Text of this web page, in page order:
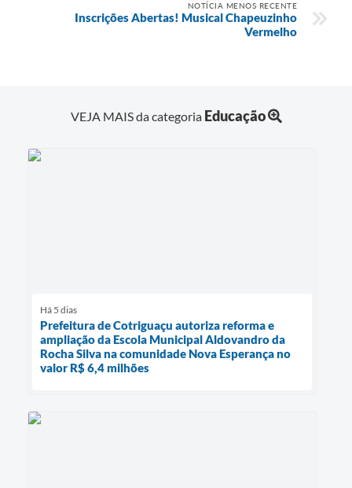
NOTÍCIA MENOS RECENTE
Inscrições Abertas! Musical Chapeuzinho
Vermelho
VEJA MAIS da categoria Educação
Há 5 dias
Prefeitura de Cotriguaçu autoriza reforma e
ampliação da Escola Municipal Aldovandro da
Rocha Silva na comunidade Nova Esperança no
valor R$ 6,4 milhões